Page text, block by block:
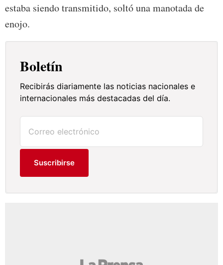
estaba siendo transmitido, soltó una manotada de
enojo.
Boletín
Recibirás diariamente las noticias nacionales e
internacionales más destacadas del día.
Suscribirse